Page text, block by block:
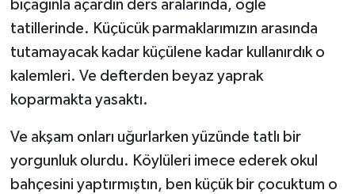
bıçağınla açardın ders aralarında, öğle
tatillerinde. Küçücük parmaklarımızın arasında
tutamayacak kadar küçülene kadar kullanırdık o
kalemleri. Ve defterden beyaz yaprak
koparmakta yasaktı.
Ve akşam onları uğurlarken yüzünde tatlı bir
yorgunluk olurdu. Köylüleri imece ederek okul
bahçesini yaptırmıştın, ben küçük bir çocuktum o